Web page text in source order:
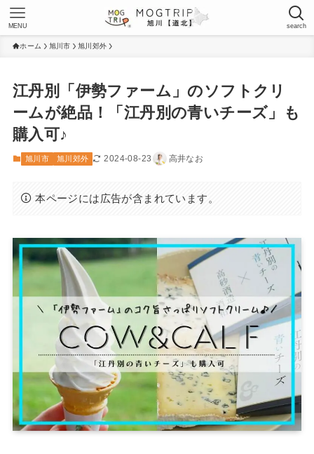
search
MENU
ホーム 旭川市 旭川郊外
江丹別「伊勢ファーム」のソフトクリ
ームが絶品！「江丹別の青いチーズ」も
購入可♪
旭川市 旭川郊外 2024-08-23 高井なお
本ページには広告が含まれています。